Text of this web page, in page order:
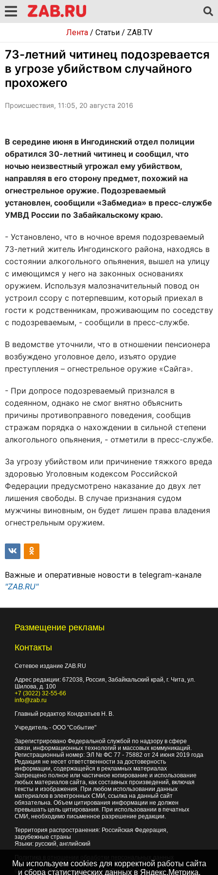
Лента/ Статьи/ ZAB.TV
73-летний читинец подозревается
в угрозе убийством случайного
прохожего
Происшествия, 11:05, 20 августа 2016
В середине июня в Ингодинский отдел полиции
обратился 30-летний читинец и сообщил, что
ночью неизвестный угрожал ему убийством,
направляя в его сторону предмет, похожий на
огнестрельное оружие. Подозреваемый
установлен, сообщили «Забмедиа» в пресс-службе
УМВД России по Забайкальскому краю.
- Установлено, что в ночное время подозреваемый
73-летний житель Ингодинского района, находясь в
состоянии алкогольного опьянения, вышел на улицу
с имеющимся у него на законных основаниях
оружием. Используя малозначительный повод он
устроил ссору с потерпевшим, который приехал в
гости к родственникам, проживающим по соседству
с подозреваемым, - сообщили в пресс-службе.
В ведомстве уточнили, что в отношении пенсионера
возбуждено уголовное дело, изъято орудие
преступления – огнестрельное оружие «Сайга».
- При допросе подозреваемый признался в
содеянном, однако не смог внятно объяснить
причины противоправного поведения, сообщив
стражам порядка о нахождении в сильной степени
алкогольного опьянения, - отметили в пресс-службе.
За угрозу убийством или причинение тяжкого вреда
здоровью Уголовным кодексом Российской
Федерации предусмотрено наказание до двух лет
лишения свободы. В случае признания судом
мужчины виновным, он будет лишен права владения
огнестрельным оружием.
Важные и оперативные новости в telegram-канале
"ZAB.RU"
Размещение рекламы
Контакты
Сетевое издание ZAB.RU
Адрес редакции: 672038, Россия, Забайкальский край, г. Чита, ул.
Шилова, д. 100
+7 (3022) 32-55-66
info@zab.ru
Главный редактор Кондратьев Н. В.
Учредитель - ООО "Событие"
Зарегистрировано Федеральной службой по надзору в сфере
связи, информационных технологий и массовых коммуникаций.
Регистрационный номер: ЭЛ № ФС 77 - 75882 от 24 июня 2019 года
Редакция не несет ответственности за достоверность
информации, содержащейся в рекламных материалах
Запрещено полное или частичное копирование и использование
любых материалов сайта, как составных произведений, включая
тексты и изображения. При любом использовании данных
материалов в электронных СМИ, ссылка на данный сайт
обязательна. Объем цитирования информации не должен
превышать цель цитирования. При использовании в печатных
СМИ, необходимо письменное разрешение редакции.
Территория распространения: Российская Федерация,
зарубежные страны
Языки: русский, английский
© 2007 - 2026Портал Читы и Забайкальского края
Мы используем cookies для корректной работы сайта
и сбора статистических данных в Яндекс.Метрика,